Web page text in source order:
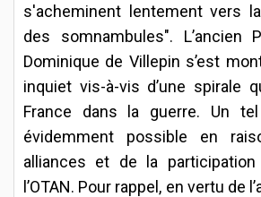
s'acheminent lentement vers
des somnambules". L’ancien
Dominique de Villepin s’est
inquiet vis-à-vis d’une spirale
France dans la guerre. Un
évidemment possible en
alliances et de la
l’OTAN. Pour rappel, en vertu de